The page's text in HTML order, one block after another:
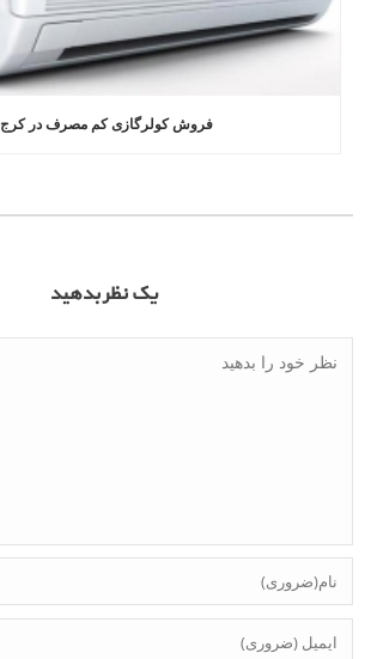
فروش کولرگازی کم مصرف در کرج
یک نظر بدهید